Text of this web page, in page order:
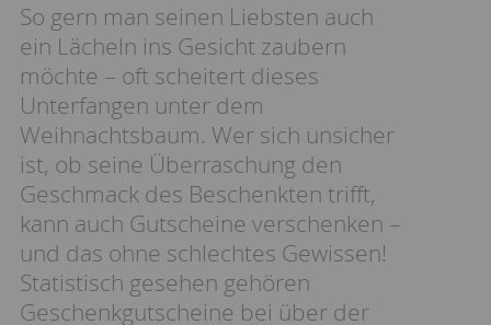
So gern man seinen Liebsten auch
ein Lächeln ins Gesicht zaubern
möchte – oft scheitert dieses
Unterfangen unter dem
Weihnachtsbaum. Wer sich unsicher
ist, ob seine Überraschung den
Geschmack des Beschenkten trifft,
kann auch Gutscheine verschenken –
und das ohne schlechtes Gewissen!
Statistisch gesehen gehören
Geschenkgutscheine bei über der